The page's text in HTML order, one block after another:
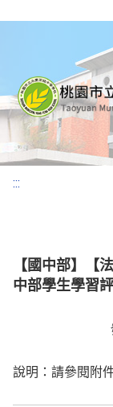
:::
【國中部】【
中部學生學習
說明：請參閱附